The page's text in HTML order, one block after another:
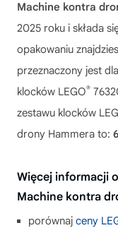
Machine kontra
2025 roku i składa
opakowaniu
przeznaczony jest
klocków LEGO®
zestawu klocków
drony Hammera to:
Więcej informacji
Machine kontra
porównaj ceny